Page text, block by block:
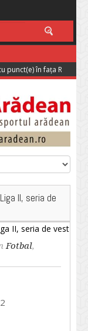
punct(e) în fața
II, seria de
Fotbal,